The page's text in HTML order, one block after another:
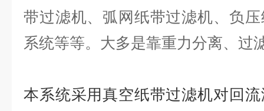
带过滤机、弧网纸带过滤机、负
系统等等。大多是靠重力分离、过
本系统采用真空纸带过滤机对回